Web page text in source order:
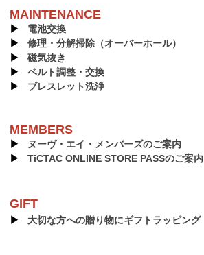
MAINTENANCE
▶︎ 電池交換
▶︎ 修理・分解掃除（オーバーホール）
▶︎ 磁気抜き
▶︎ ベルト調整・交換
▶︎ ブレスレット洗浄
MEMBERS
▶︎
ヌーヴ・エイ・メンバーズのご案内
▶︎ TiCTAC ONLINE STORE PASSのご案内
GIFT
▶︎ 大切な方への贈り物にギフトラッピング